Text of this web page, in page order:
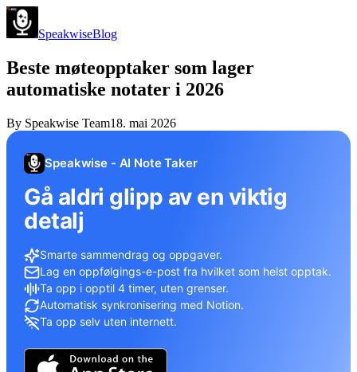
SpeakwiseBlog
Beste møteopptaker som lager
automatiske notater i 2026
By Speakwise Team18. mai 2026
Speakwise - AI Note Taker
Gå aldri glipp av en viktig
detalj
Smarte sammendrag og oppgaver.
Lag en oppfølgings-e-post fra hvilket som helst opptak.
Ta opp i opptil 4 timer, uten grenser.
Automatisk synkronisering med Notion.
Ta opp selv uten internett.